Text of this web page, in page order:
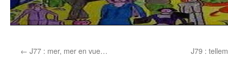
← J77 : mer, mer en vue… J79 :